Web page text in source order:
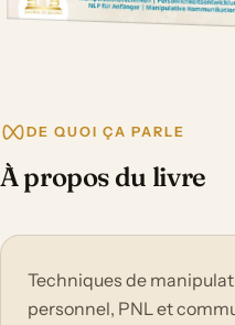
DE QUOI ÇA PARLE
À propos du livre
Techniques de
personnel, PNL et